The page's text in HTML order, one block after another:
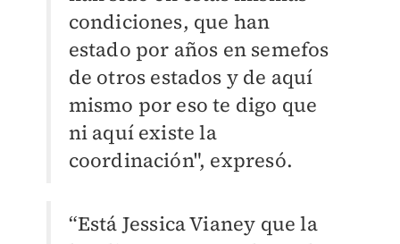
condiciones, que han
estado por años en semefos
de otros estados y de aquí
mismo por eso te digo que
ni aquí existe la
coordinación", expresó.
“Está Jessica Vianey que la